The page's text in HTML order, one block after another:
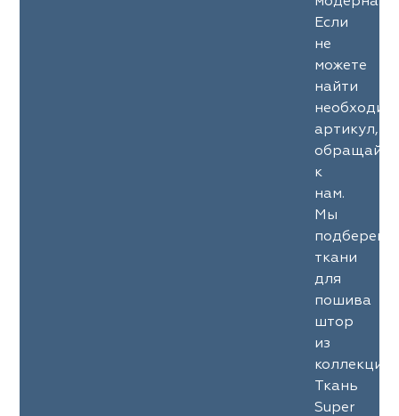
Если
не
можете
найти
артикул,
к
нам.
Мы
подберем
ткани
для
пошива
штор
из
Ткань
Super